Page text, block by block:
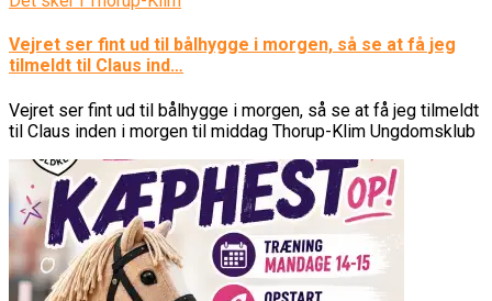
Vejret ser fint ud til bålhygge i morgen, så se at få jeg
tilmeldt til Claus ind…
Vejret ser fint ud til bålhygge i morgen, så se at få jeg tilmeldt
til Claus inden i morgen til middag Thorup-Klim Ungdomsklub